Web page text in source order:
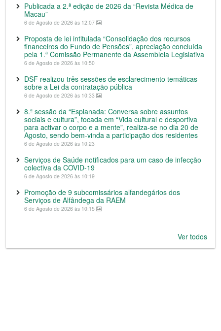
Publicada a 2.ª edição de 2026 da “Revista Médica de
Macau”
6 de Agosto de 2026 às 12:07
Proposta de lei intitulada “Consolidação dos recursos
financeiros do Fundo de Pensões”, apreciação concluída
pela 1.ª Comissão Permanente da Assembleia Legislativa
6 de Agosto de 2026 às 10:50
DSF realizou três sessões de esclarecimento temáticas
sobre a Lei da contratação pública
6 de Agosto de 2026 às 10:33
8.ª sessão da “Esplanada: Conversa sobre assuntos
sociais e cultura”, focada em “Vida cultural e desportiva
para activar o corpo e a mente”, realiza-se no dia 20 de
Agosto, sendo bem-vinda a participação dos residentes
6 de Agosto de 2026 às 10:23
Serviços de Saúde notificados para um caso de infecção
colectiva da COVID-19
6 de Agosto de 2026 às 10:19
Promoção de 9 subcomissários alfandegários dos
Serviços de Alfândega da RAEM
6 de Agosto de 2026 às 10:15
Ver todos